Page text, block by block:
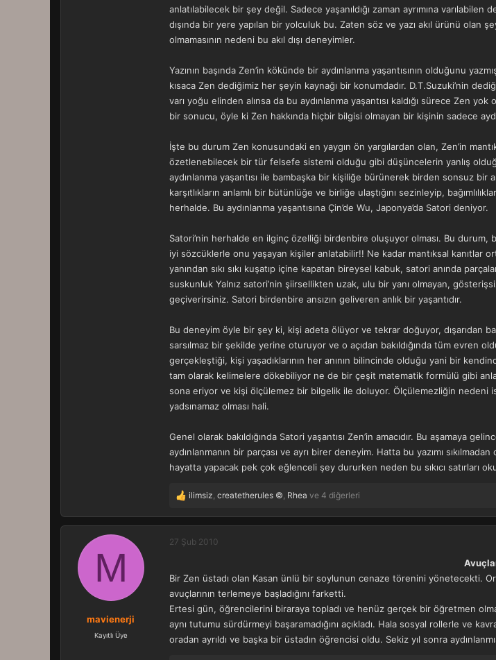
anlatılabilecek bir şey değil. Sadece yaşanıldığı zaman ayrımına
dışında bir yere yapılan bir yolculuk bu. Zaten söz ve yazı akıl ürünü
olmamasının nedeni bu akıl dışı deneyimler.
Yazının başında Zen’in kökünde bir aydınlanma yaşantısının olduğunu
kısaca Zen dediğimiz her şeyin kaynağı bir konumdadır. D.T.Suzuki’nin
varı yoğu elinden alınsa da bu aydınlanma yaşantısı kaldığı sürece Zen yok
bir sonucu, öyle ki Zen hakkında hiçbir bilgisi olmayan bir kişinin sadece
İşte bu durum Zen konusundaki en yaygın ön yargılardan olan, Zen’in
özetlenebilecek bir tür felsefe sistemi olduğu gibi düşüncelerin yanlış
aydınlanma yaşantısı ile bambaşka bir kişiliğe bürünerek birden sonsuz
karşıtlıkların anlamlı bir bütünlüğe ve birliğe ulaştığını sezinleyip,
herhalde. Bu aydınlanma yaşantısına Çin’de Wu, Japonya’da Satori deniyor.
Satori’nin herhalde en ilginç özelliği birdenbire oluşuyor olması. Bu
iyi sözcüklerle onu yaşayan kişiler anlatabilir!! Ne kadar mantıksal
yanından sıkı sıkı kuşatıp içine kapatan bireysel kabuk, satori anında
suskunluk Yalnız satori’nin şiirsellikten uzak, ulu bir yanı olmayan,
geçiverirsiniz. Satori birdenbire ansızın geliveren anlık bir yaşantıdır.
Bu deneyim öyle bir şey ki, kişi adeta ölüyor ve tekrar doğuyor, dışarıdan
sarsılmaz bir şekilde yerine oturuyor ve o açıdan bakıldığında tüm
gerçekleştiği, kişi yaşadıklarının her anının bilincinde olduğu yani bir
tam olarak kelimelere dökebiliyor ne de bir çeşit matematik formülü gibi
sona eriyor ve kişi ölçülemez bir bilgelik ile doluyor. Ölçülemezliğin nedeni
yadsınamaz olması hali.
Genel olarak bakıldığında Satori yaşantısı Zen’in amacıdır. Bu aşamaya
aydınlanmanın bir parçası ve ayrı birer deneyim. Hatta bu yazımı
hayatta yapacak pek çok eğlenceli şey dururken neden bu sıkıcı satırları
T
p
k
e
:
ilimsiz, createtherules ©, Rhea ve 4 diğerleri
M
mavienerji
Kayıtlı Üye
27 Şub 2010
Bir Zen üstadı olan Kasan ünlü bir soylunun cenaze törenini yönetecekti.
avuçlarının terlemeye başladığını farketti.
Ertesi gün, öğrencilerini biraraya topladı ve henüz gerçek bir öğretmen
aynı tutumu sürdürmeyi başaramadığını açıkladı. Hala sosyal rollerle ve
oradan ayrıldı ve başka bir üstadın öğrencisi oldu. Sekiz yıl sonra